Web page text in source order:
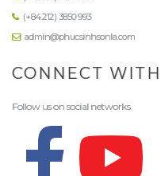
(+84.212) 3850 993
admin@phucsinhsonla.com
CONNECT
Follow us on social networks.